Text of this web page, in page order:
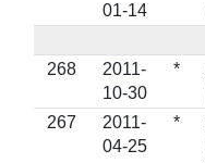
01-14
268
2011-
10-30
*
267
2011-
04-25
*